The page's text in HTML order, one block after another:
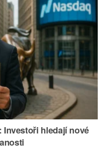
hledají nové